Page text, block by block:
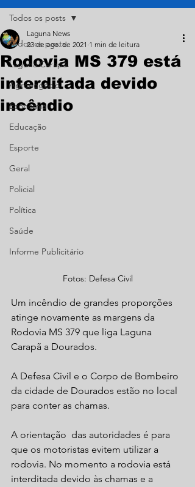
Todos os posts
Laguna Carapã
Agronegócio
Economia
Educação
Esporte
Geral
Policial
Política
Saúde
Informe Publicitário
Todos os posts
Rodovia MS 379 está
interditada devido
incêndio
Laguna News
23 de ago. de 2021 1 min de leitura
Fotos: Defesa Civil
Um incêndio de grandes proporções
atinge novamente as margens da
Rodovia MS 379 que liga Laguna
Carapã a Dourados.
A Defesa Civil e o Corpo de Bombeiro
da cidade de Dourados estão no local
para conter as chamas.
A orientação  das autoridades é para
que os motoristas evitem utilizar a
rodovia. No momento a rodovia está
interditada devido às chamas e a